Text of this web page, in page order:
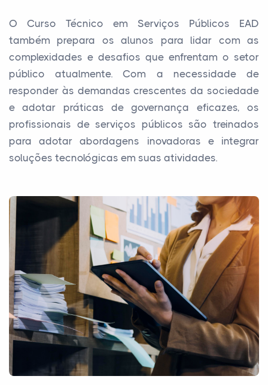
O Curso Técnico em Serviços Públicos EAD
também prepara os alunos para lidar com as
complexidades e desafios que enfrentam o setor
público atualmente. Com a necessidade de
responder às demandas crescentes da sociedade
e adotar práticas de governança eficazes, os
profissionais de serviços públicos são treinados
para adotar abordagens inovadoras e integrar
soluções tecnológicas em suas atividades.